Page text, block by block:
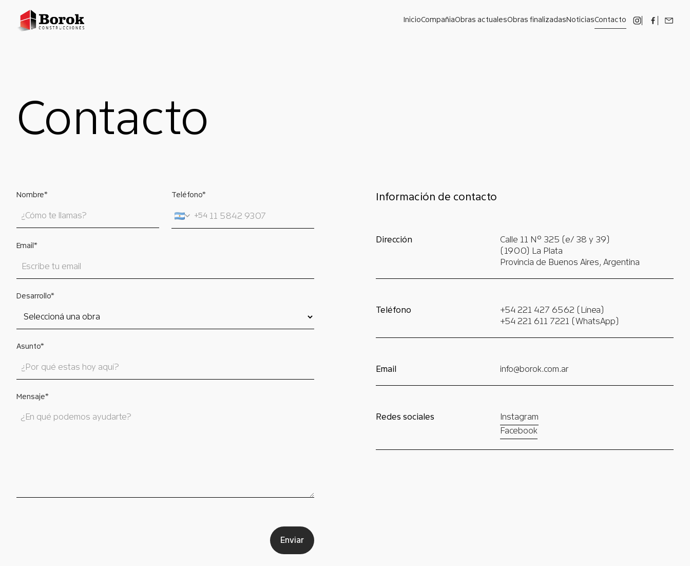
InicioCompañiaObras actualesObras finalizadasNoticiasContacto
Contacto
Nombre* Teléfono*
+54
Email*
Desarrollo*
Asunto*
Mensaje*
Información de contacto
Dirección
Calle 11 Nº 325 (e/ 38 y 39)
(1900) La Plata
Provincia de Buenos Aires, Argentina
Teléfono
+54 221 427 6562 (Línea)
+54 221 611 7221 (WhatsApp)
Email info@borok.com.ar
Redes sociales
Instagram
Facebook